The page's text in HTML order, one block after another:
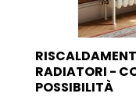
RADIATORI -
POSSIBILITÀ